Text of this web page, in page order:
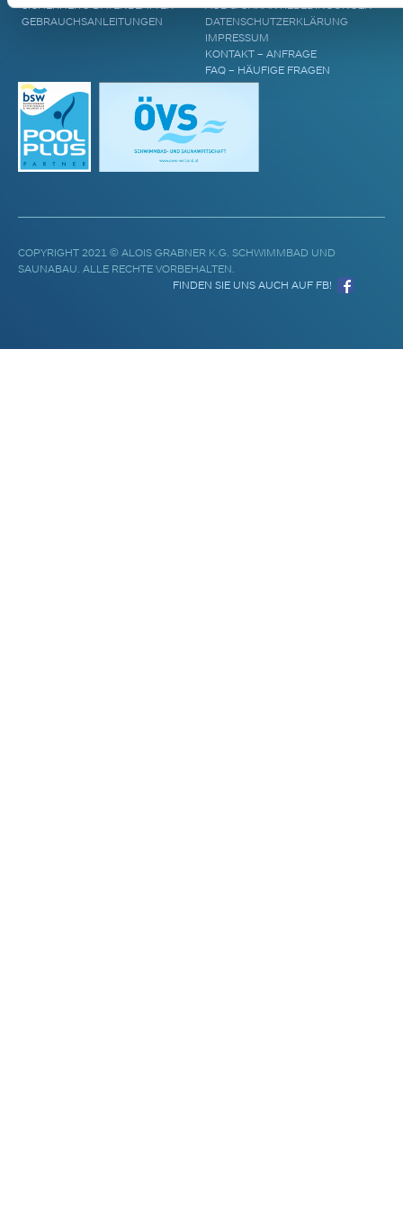
SICHERHEITS-DATENBLÄTTER
GEBRAUCHSANLEITUNGEN
AGB & GARANTIEBEDINGUNGEN
DATENSCHUTZERKLÄRUNG
IMPRESSUM
KONTAKT – ANFRAGE
FAQ – HÄUFIGE FRAGEN
COPYRIGHT 2021 © ALOIS GRABNER K.G. SCHWIMMBAD UND
SAUNABAU. ALLE RECHTE VORBEHALTEN.
FINDEN SIE UNS AUCH AUF FB!